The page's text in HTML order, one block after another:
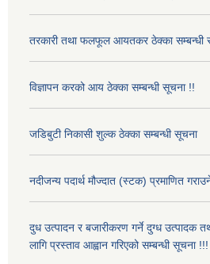
तरकारी तथा फलफूल आयतकर ठेक्का सम्बन्धी
विज्ञापन करको आय ठेक्का सम्बन्धी सूचना !!
जडिबुटी निकासी शुल्क ठेक्का सम्बन्धी सूचना
नदीजन्य पदार्थ मौज्दात (स्टक) प्रमाणित
दुध उत्पादन र बजारीकरण गर्ने दुग्ध उत्पादक
लागि प्रस्ताव आह्वान गरिएको सम्बन्धी सूचना !!!